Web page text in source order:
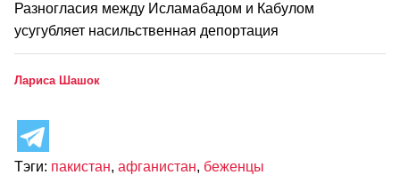
Разногласия между Исламабадом и Кабулом
усугубляет насильственная депортация
Лариса Шашок
Тэги: пакистан, афганистан, беженцы